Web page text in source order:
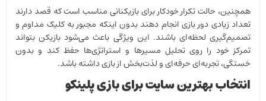
همچنین، حالت تکرار خودکار برای بازیکنانی مناسب است که قصد دارند
تعداد زیادی دور بازی انجام دهند بدون اینکه مجبور به کلیک مداوم و
تصمیم‌گیری لحظه‌ای باشند. این ویژگی باعث می‌شود بازیکن بتواند
تمرکز خود را روی تحلیل مسیرها و استراتژی‌ها حفظ کند و بدون
خستگی، تجربه‌ای حرفه‌ای و لذت‌بخش از بازی داشته باشد.
انتخاب بهترین سایت برای بازی پلینکو